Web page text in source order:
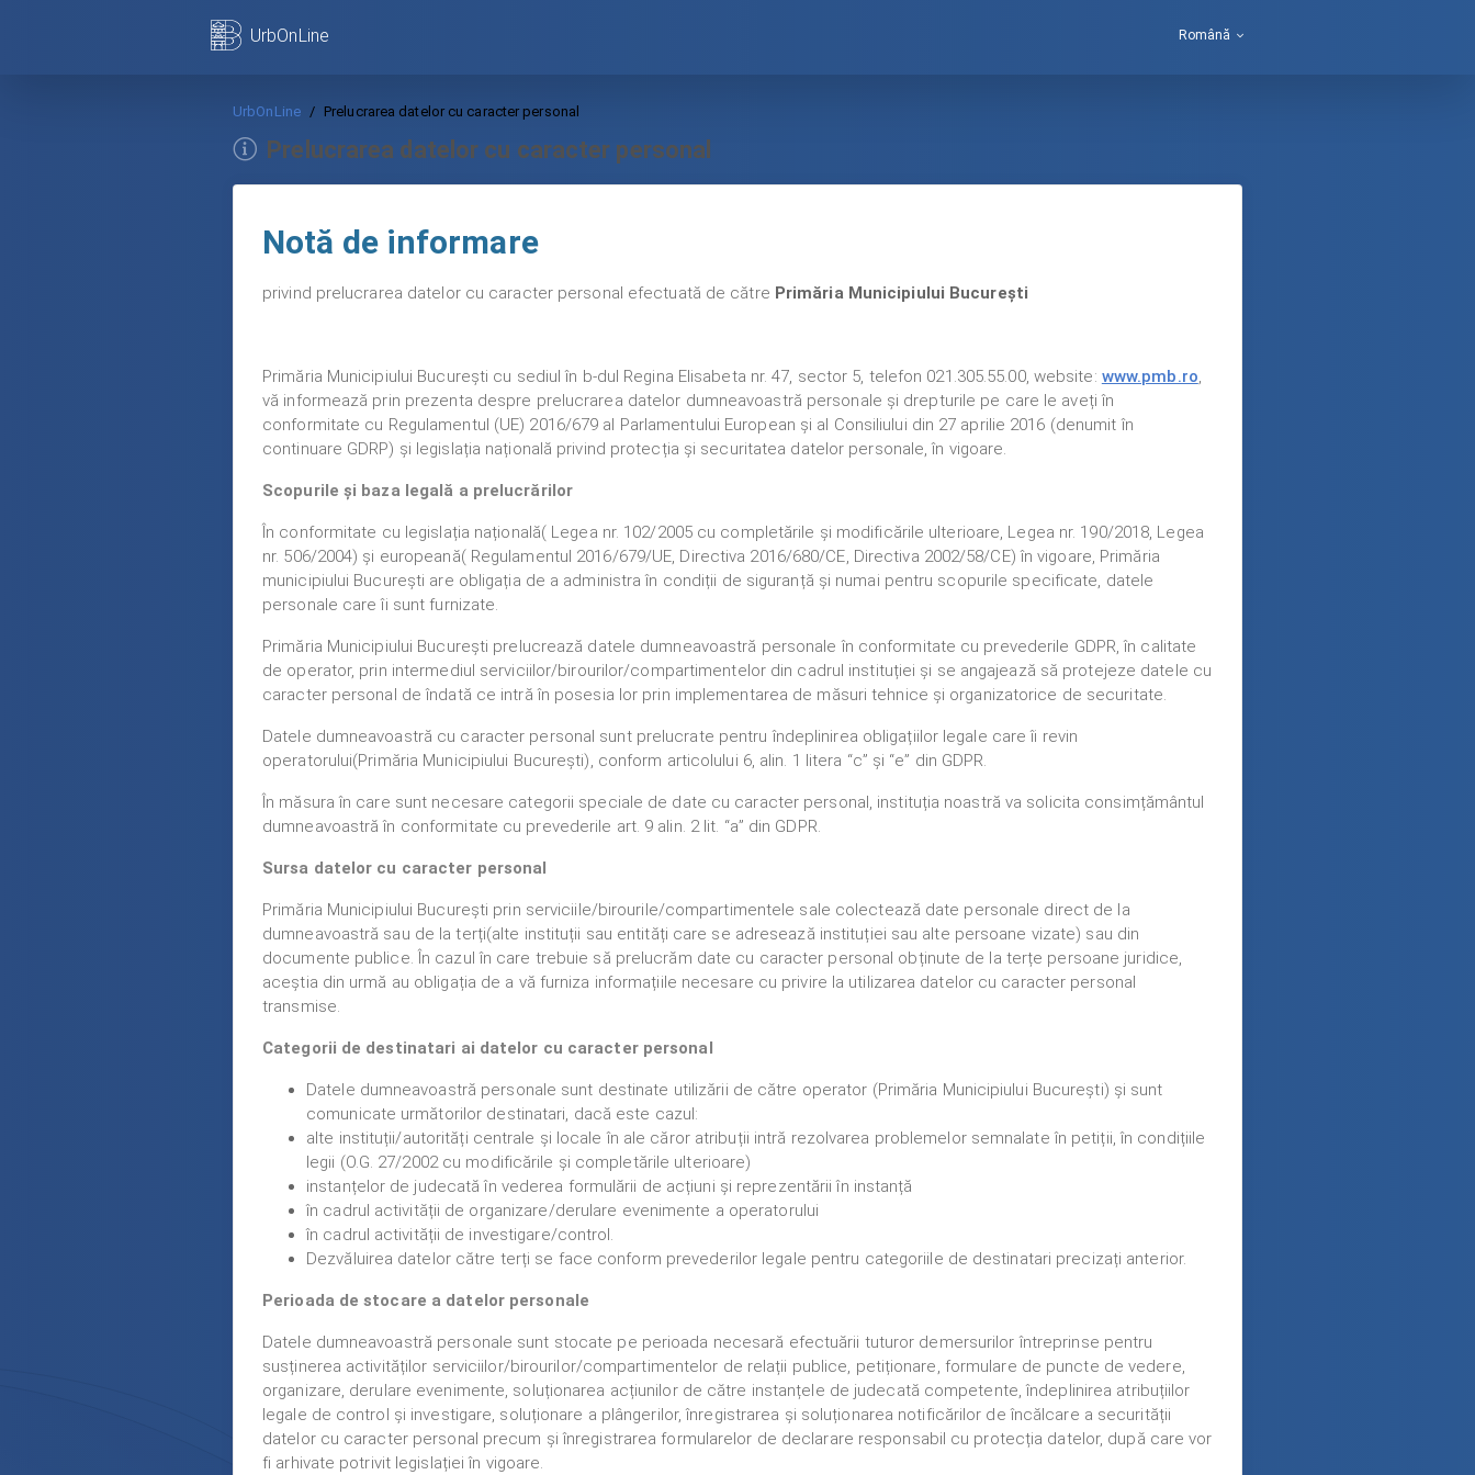
UrbOnLine Română
UrbOnLine Prelucrarea datelor cu caracter personal
Prelucrarea datelor cu caracter personal
Notă de informare
privind prelucrarea datelor cu caracter personal efectuată de către Primăria Municipiului București
Primăria Municipiului București cu sediul în b-dul Regina Elisabeta nr. 47, sector 5, telefon 021.305.55.00, website: www.pmb.ro,
vă informează prin prezenta despre prelucrarea datelor dumneavoastră personale și drepturile pe care le aveți în
conformitate cu Regulamentul (UE) 2016/679 al Parlamentului European și al Consiliului din 27 aprilie 2016 (denumit în
continuare GDRP) și legislația națională privind protecția și securitatea datelor personale, în vigoare.
Scopurile și baza legală a prelucrărilor
În conformitate cu legislația națională( Legea nr. 102/2005 cu completările și modificările ulterioare, Legea nr. 190/2018, Legea
nr. 506/2004) și europeană( Regulamentul 2016/679/UE, Directiva 2016/680/CE, Directiva 2002/58/CE) în vigoare, Primăria
municipiului București are obligația de a administra în condiții de siguranță și numai pentru scopurile specificate, datele
personale care îi sunt furnizate.
Primăria Municipiului București prelucrează datele dumneavoastră personale în conformitate cu prevederile GDPR, în calitate
de operator, prin intermediul serviciilor/birourilor/compartimentelor din cadrul instituției și se angajează să protejeze datele cu
caracter personal de îndată ce intră în posesia lor prin implementarea de măsuri tehnice și organizatorice de securitate.
Datele dumneavoastră cu caracter personal sunt prelucrate pentru îndeplinirea obligațiilor legale care îi revin
operatorului(Primăria Municipiului București), conform articolului 6, alin. 1 litera “c” și “e” din GDPR.
În măsura în care sunt necesare categorii speciale de date cu caracter personal, instituția noastră va solicita consimțământul
dumneavoastră în conformitate cu prevederile art. 9 alin. 2 lit. “a” din GDPR.
Sursa datelor cu caracter personal
Primăria Municipiului București prin serviciile/birourile/compartimentele sale colectează date personale direct de la
dumneavoastră sau de la terți(alte instituții sau entități care se adresează instituției sau alte persoane vizate) sau din
documente publice. În cazul în care trebuie să prelucrăm date cu caracter personal obținute de la terțe persoane juridice,
aceștia din urmă au obligația de a vă furniza informațiile necesare cu privire la utilizarea datelor cu caracter personal
transmise.
Categorii de destinatari ai datelor cu caracter personal
Datele dumneavoastră personale sunt destinate utilizării de către operator (Primăria Municipiului București) și sunt
comunicate următorilor destinatari, dacă este cazul:
alte instituții/autorități centrale și locale în ale căror atribuții intră rezolvarea problemelor semnalate în petiții, în condițiile
legii (O.G. 27/2002 cu modificările și completările ulterioare)
instanțelor de judecată în vederea formulării de acțiuni și reprezentării în instanță
în cadrul activității de organizare/derulare evenimente a operatorului
în cadrul activității de investigare/control.
Dezvăluirea datelor către terți se face conform prevederilor legale pentru categoriile de destinatari precizați anterior.
Perioada de stocare a datelor personale
Datele dumneavoastră personale sunt stocate pe perioada necesară efectuării tuturor demersurilor întreprinse pentru
susținerea activităților serviciilor/birourilor/compartimentelor de relații publice, petiționare, formulare de puncte de vedere,
organizare, derulare evenimente, soluționarea acțiunilor de către instanțele de judecată competente, îndeplinirea atribuțiilor
legale de control și investigare, soluționare a plângerilor, înregistrarea și soluționarea notificărilor de încălcare a securității
datelor cu caracter personal precum și înregistrarea formularelor de declarare responsabil cu protecția datelor, după care vor
fi arhivate potrivit legislației în vigoare.